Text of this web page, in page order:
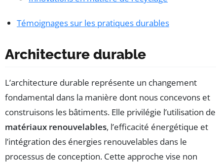
Témoignages sur les pratiques durables
Architecture durable
L’architecture durable représente un changement
fondamental dans la manière dont nous concevons et
construisons les bâtiments. Elle privilégie l’utilisation de
matériaux renouvelables, l’efficacité énergétique et
l’intégration des énergies renouvelables dans le
processus de conception. Cette approche vise non